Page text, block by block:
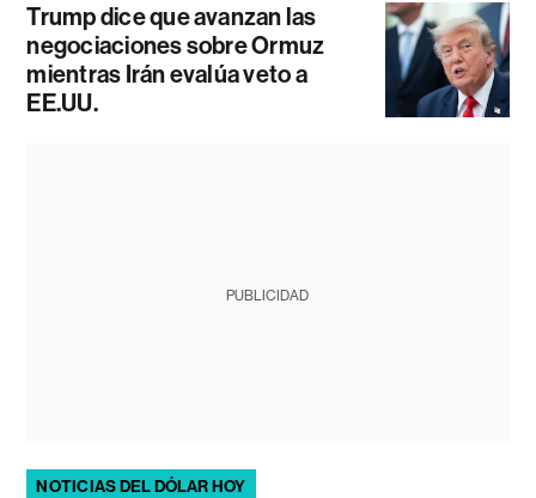
Trump dice que avanzan las
negociaciones sobre Ormuz
mientras Irán evalúa veto a
EE.UU.
PUBLICIDAD
NOTICIAS DEL DÓLAR HOY